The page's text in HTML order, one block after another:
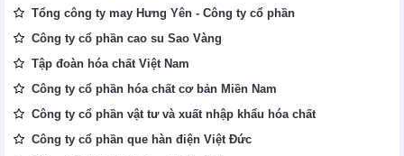
Tổng công ty may Hưng Yên - Công ty cổ phần
Công ty cổ phần cao su Sao Vàng
Tập đoàn hóa chất Việt Nam
Công ty cổ phần hóa chất cơ bản Miền Nam
Công ty cổ phần vật tư và xuất nhập khẩu hóa chất
Công ty cổ phần que hàn điện Việt Đức